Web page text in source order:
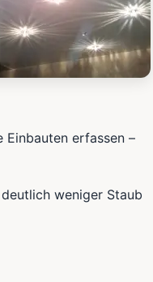
Einbauten erfassen –
weniger Staub